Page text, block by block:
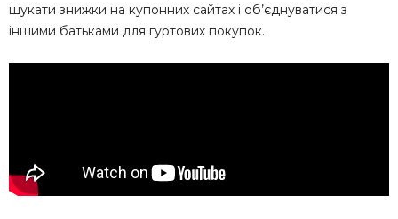
шукати знижки на купонних сайтах і об’єднуватися з
іншими батьками для гуртових покупок.